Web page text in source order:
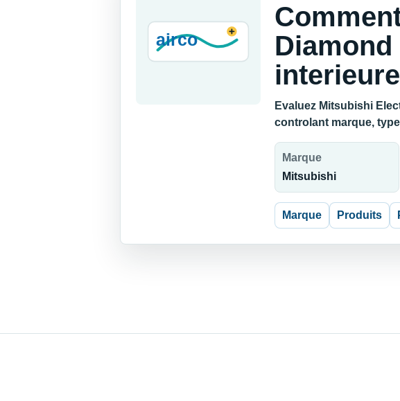
Evaluez Mitsubishi
controlant marque,
Marque
Mitsubishi
Marque Produits